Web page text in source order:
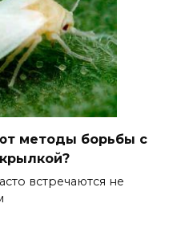
методы борьбы с
встречаются не